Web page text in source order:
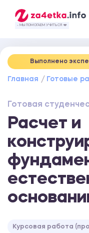
- МЫ ПОМОГАЕМ УЧИТЬСЯ ❤️
Выполнено
Главная Готовые
Готовая
Расчет и
Курсовая работа